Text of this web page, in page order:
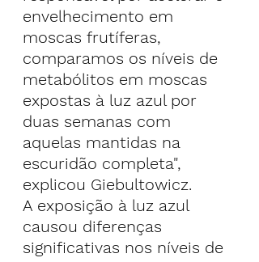
envelhecimento em
moscas frutíferas,
comparamos os níveis de
metabólitos em moscas
expostas à luz azul por
duas semanas com
aquelas mantidas na
escuridão completa",
explicou Giebultowicz.
A exposição à luz azul
causou diferenças
significativas nos níveis de